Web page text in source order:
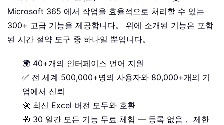
Microsoft 365 에서 작업을 효율적으로 처리할 수 있는
300+ 고급 기능을 제공합니다。 위에 소개된 기능은 포함
된 시간 절약 도구 중 하나일 뿐입니다。
🌍 40+개의 인터페이스 언어 지원
✅ 전 세계 500,000+명의 사용자와 80,000+개의 기
업에서 신뢰
🚀 최신 Excel 버전 모두와 호환
🎁 30 일간 모든 기능 무료 체험 — 등록 없음， 제한